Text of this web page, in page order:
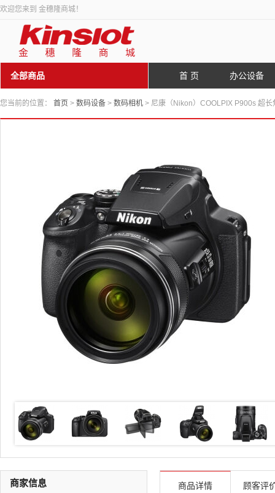
欢迎您来到 金穗隆商城！
全部商品 首 页 办公设备
您当前的位置： 首页 > 数码设备 > 数码相机 > 尼康（Nikon）COOLPIX P900s 超长
商品详情 顾客评
商家信息